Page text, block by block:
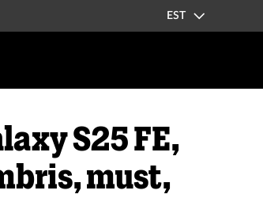
EST
S25 FE,
must,